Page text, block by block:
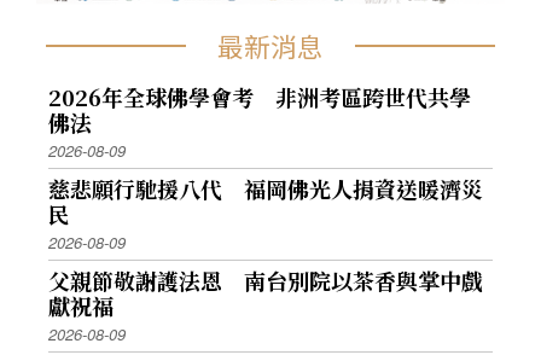
最新消息
2026年全球佛學會考 非洲考區跨世代共學
佛法
2026-08-09
慈悲願行馳援八代 福岡佛光人捐資送暖濟災
民
2026-08-09
父親節敬謝護法恩 南台別院以茶香與掌中戲
獻祝福
2026-08-09